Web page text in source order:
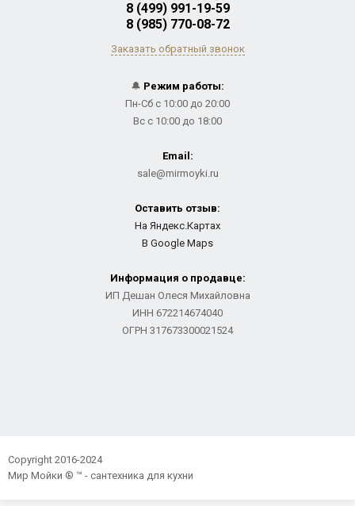
8 (499) 991-19-59
8 (985) 770-08-72
Заказать обратный звонок
🔔 Режим работы:
Пн-Сб с 10:00 до 20:00
Вс с 10:00 до 18:00
Email:
sale@mirmoyki.ru
Оставить отзыв:
На Яндекс.Картах
В Google Maps
Информация о продавце:
ИП Дешан Олеся Михайловна
ИНН 672214674040
ОГРН 317673300021524
Copyright 2016-2024
Мир Мойки ® ™ - сантехника для кухни